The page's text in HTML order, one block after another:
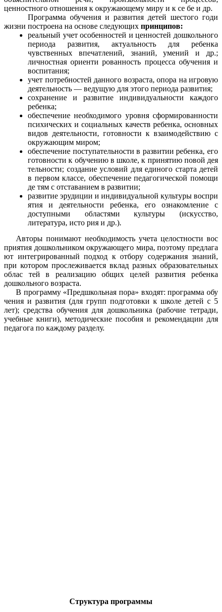
ценностного отношения к окружающему миру и к се бе и др.
Программа обучения и развития детей шестого годи
жизни построена на основе следующих принципов:
реальный учет особенностей и ценностей дошкольного
периода развития, актуальность для ребенка
чувственных впечатлений, знаний, умений и др.;
личностная ориенти рованность процесса обучения и
воспитания;
учет потребностей данного возраста, опора на игровую
деятельность — ведущую для этого периода развития;
сохранение и развитие индивидуальности каждого
ребенка;
обеспечение необходимого уровня сформированности
психических и социальных качеств ребенка, основных
видов деятельности, готовности к взаимодействию с
окружающим миром;
обеспечение поступательности в развитии ребенка, его
готовности к обучению в школе, к принятию повой дея
тельности; создание условий для единого старта детей
в первом классе, обеспечение педагогической помощи
де тям с отставанием в развитии;
развитие эрудиции и индивидуальной культуры воспри
ятия и деятельности ребенка, его ознакомление с
доступными областями культуры (искусство,
литература, исто рия и др.).
Авторы понимают необходимость учета целостности вос
приятия дошкольником окружающего мира, поэтому предлага
ют интегрированный подход к отбору содержания знаний,
при котором прослеживается вклад разных образовательных
облас тей в реализацию общих целей развития ребенка
дошкольного возраста.
В программу «Предшкольная пора» входят: программа обу
чения и развития (для групп подготовки к школе детей с 5
лет); средства обучения для дошкольника (рабочие тетради,
учебные книги), методические пособия и рекомендации для
педагога по каждому разделу.
Структура программы